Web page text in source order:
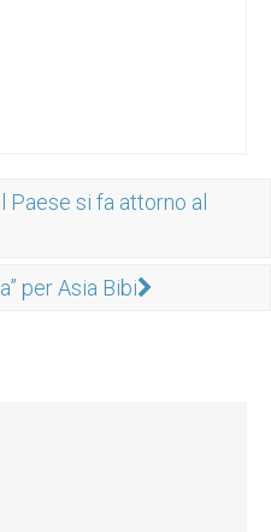
Paese si fa attorno al
per Asia Bibi